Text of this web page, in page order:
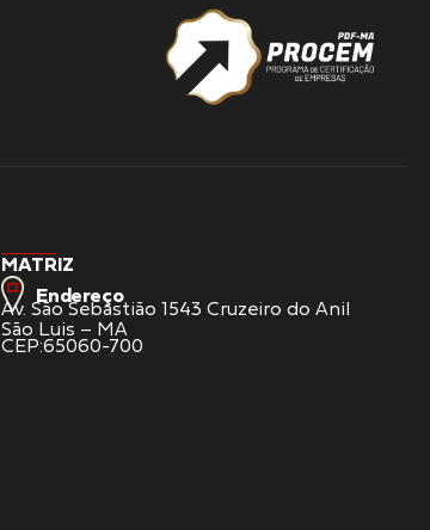
MATRIZ
Endereço
Av. São Sebastião 1543 Cruzeiro do Anil
São Luis – MA
CEP:65060-700